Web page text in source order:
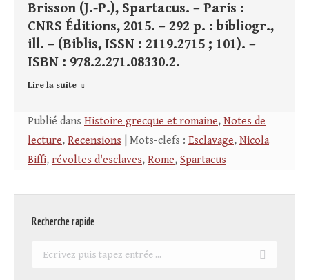
Brisson (J.-P.), Spartacus. – Paris :
CNRS Éditions, 2015. – 292 p. : bibliogr.,
ill. – (Biblis, ISSN : 2119.2715 ; 101). –
ISBN : 978.2.271.08330.2.
Lire la suite
Publié dans Histoire grecque et romaine, Notes de
lecture, Recensions | Mots-clefs : Esclavage, Nicola
Biffi, révoltes d'esclaves, Rome, Spartacus
Recherche rapide
Recherche